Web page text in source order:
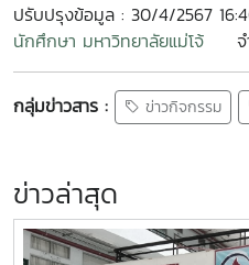
ปรับปรุงข้อมูล : 30/4/2567
นักศึกษา มหาวิทยาลัยแม่โจ้
กลุ่มข่าวสาร : ข่าวกิจกรรม
ข่าวล่าสุด